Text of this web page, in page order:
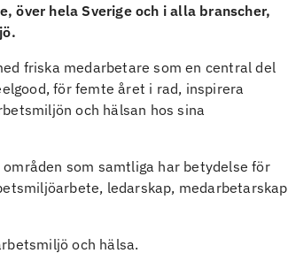
över hela Sverige och i alla branscher,
friska medarbetare som en central del
för femte året i rad, inspirera
och hälsan hos sina
som samtliga har betydelse för
ledarskap, medarbetarskap
och hälsa.